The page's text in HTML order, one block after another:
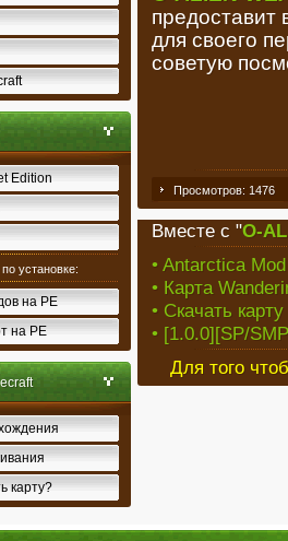
Edition
установке:
на PE
на PE
карту?
для своего
советую
Просмотров: 1476
Вместе с "O-
• Antarctica
• Карта
• Скачать
• [1.0.0][SP/
Для того